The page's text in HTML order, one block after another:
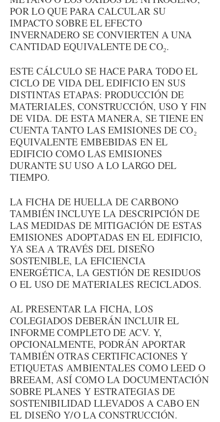
POR LO QUE PARA CALCULAR SU
IMPACTO SOBRE EL EFECTO
INVERNADERO SE CONVIERTEN A UNA
CANTIDAD EQUIVALENTE DE CO₂.
ESTE CÁLCULO SE HACE PARA TODO EL
CICLO DE VIDA DEL EDIFICIO EN SUS
DISTINTAS ETAPAS: PRODUCCIÓN DE
MATERIALES, CONSTRUCCIÓN, USO Y FIN
DE VIDA. DE ESTA MANERA, SE TIENE EN
CUENTA TANTO LAS EMISIONES DE CO₂
EQUIVALENTE EMBEBIDAS EN EL
EDIFICIO COMO LAS EMISIONES
DURANTE SU USO A LO LARGO DEL
TIEMPO.
LA FICHA DE HUELLA DE CARBONO
TAMBIÉN INCLUYE LA DESCRIPCIÓN DE
LAS MEDIDAS DE MITIGACIÓN DE ESTAS
EMISIONES ADOPTADAS EN EL EDIFICIO,
YA SEA A TRAVÉS DEL DISEÑO
SOSTENIBLE, LA EFICIENCIA
ENERGÉTICA, LA GESTIÓN DE RESIDUOS
O EL USO DE MATERIALES RECICLADOS.
AL PRESENTAR LA FICHA, LOS
COLEGIADOS DEBERÁN INCLUIR EL
INFORME COMPLETO DE ACV. Y,
OPCIONALMENTE, PODRÁN APORTAR
TAMBIÉN OTRAS CERTIFICACIONES Y
ETIQUETAS AMBIENTALES COMO LEED O
BREEAM, ASÍ COMO LA DOCUMENTACIÓN
SOBRE PLANES Y ESTRATEGIAS DE
SOSTENIBILIDAD LLEVADOS A CABO EN
EL DISEÑO Y/O LA CONSTRUCCIÓN.